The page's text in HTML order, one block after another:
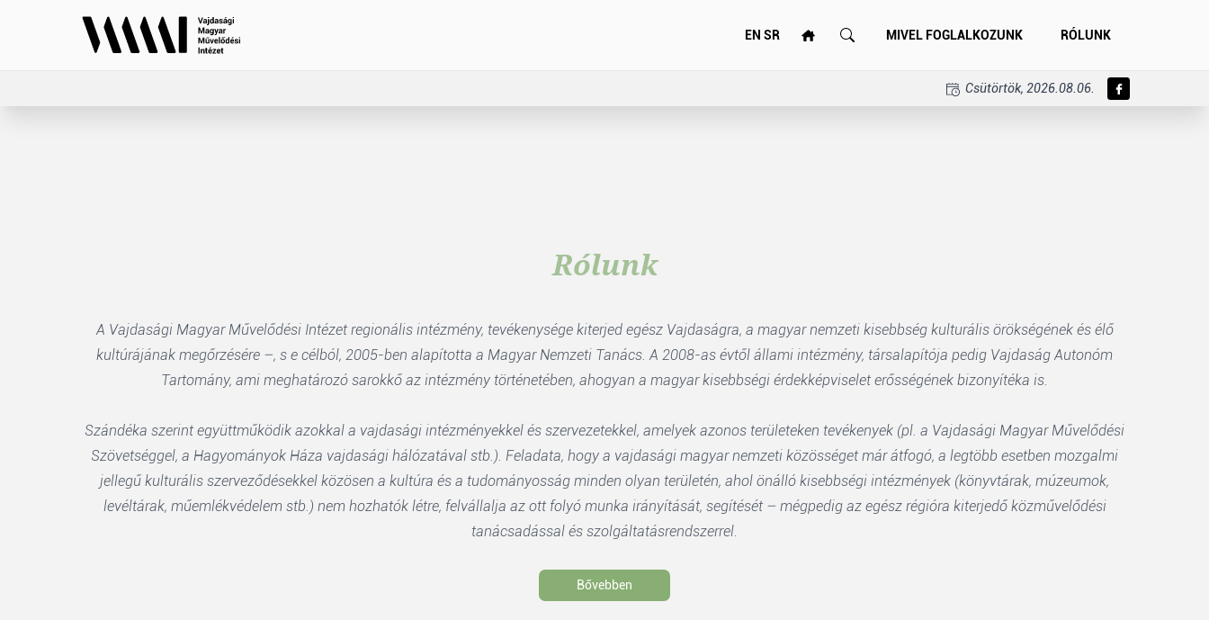
EN SR MIVEL FOGLALKOZUNK RÓLUNK
Csütörtök, 2026.08.06.
Rólunk
A Vajdasági Magyar Művelődési Intézet regionális intézmény, tevékenysége kiterjed egész Vajdaságra, a magyar nemzeti kisebbség kulturális örökségének és élő
kultúrájának megőrzésére –, s e célból, 2005-ben alapította a Magyar Nemzeti Tanács. A 2008-as évtől állami intézmény, társalapítója pedig Vajdaság Autonóm
Tartomány, ami meghatározó sarokkő az intézmény történetében, ahogyan a magyar kisebbségi érdekképviselet erősségének bizonyítéka is.
Szándéka szerint együttműködik azokkal a vajdasági intézményekkel és szervezetekkel, amelyek azonos területeken tevékenyek (pl. a Vajdasági Magyar Művelődési
Szövetséggel, a Hagyományok Háza vajdasági hálózatával stb.). Feladata, hogy a vajdasági magyar nemzeti közösséget már átfogó, a legtöbb esetben mozgalmi
jellegű kulturális szerveződésekkel közösen a kultúra és a tudományosság minden olyan területén, ahol önálló kisebbségi intézmények (könyvtárak, múzeumok,
levéltárak, műemlékvédelem stb.) nem hozhatók létre, felvállalja az ott folyó munka irányítását, segítését – mégpedig az egész régióra kiterjedő közművelődési
tanácsadással és szolgáltatásrendszerrel.
Bővebben